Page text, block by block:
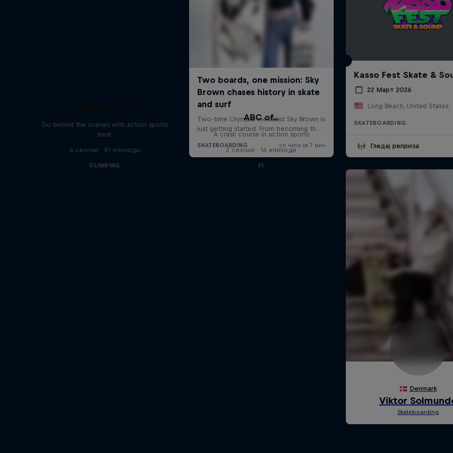
Kasso Fest Skate &
22 Март 2026
Long Beach, United States
SKATEBOARDING
Гледај реприза
Go behind the scenes with action sports
best
6 сезони · 81 епизоди
CLIMBING
ABC of...
A crash course in action sports
2 сезони · 16 епизоди
F1